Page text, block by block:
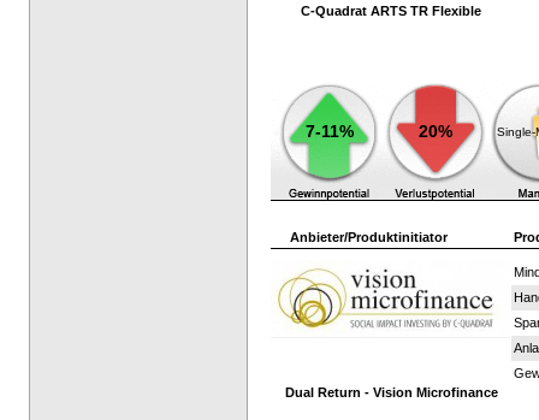
C-Quadrat ARTS TR Flexible
7-11% 20% Single-
Anbieter/Produktinitiator
Dual Return - Vision Microfinance